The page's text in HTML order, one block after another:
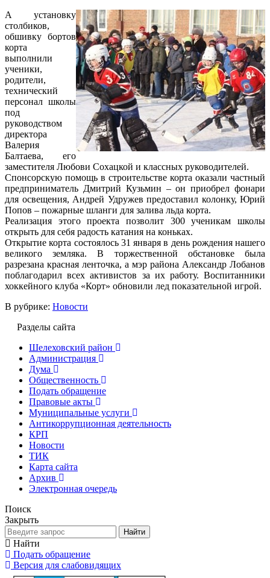
А установку
столбиков,
обшивку бортов
корта
выполнили
ученики,
родители,
технический
персонал школы
под
руководством
директора
Валерия
Балтаева, его
заместителя Любови Сохацкой и классных руководителей.
Спонсорскую помощь в строительстве корта оказали частный
предприниматель Дмитрий Кузьмин – он приобрел фонари
для освещения, Андрей Удружев предоставил колонку, Юрий
Попов – пожарные шланги для залива льда корта.
Реализация этого проекта позволит 300 ученикам школы
открыть для себя радость катания на коньках.
Открытие корта состоялось 31 января в день рождения нашего
великого земляка. В торжественной обстановке была
разрезана красная ленточка, а мэр района Александр Лобанов
поблагодарил всех активистов за их работу. Воспитанники
хоккейного клуба «Корт» обновили лед показательной игрой.
В рубрике: Новости
Разделы сайта
Шелеховский район
Администрация
Дума
Общественность
Подать обращение
Правовые акты
Муниципальные услуги
Антикоррупционная деятельность
КРП
Новости
ТИК
Карта сайта
Архив
Электронная очередь
Поиск
Закрыть
Найти
Найти
Подать обращение
Версия для слабовидящих